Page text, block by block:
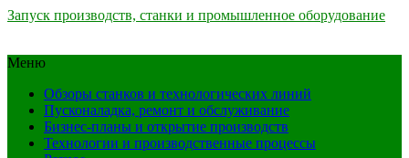
Запуск производств, станки и промышленное оборудование
Меню
Обзоры станков и технологических линий
Пусконаладка, ремонт и обслуживание
Бизнес-планы и открытие производств
Технологии и производственные процессы